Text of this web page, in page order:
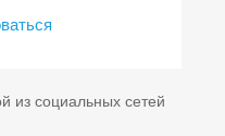
из социальных сетей